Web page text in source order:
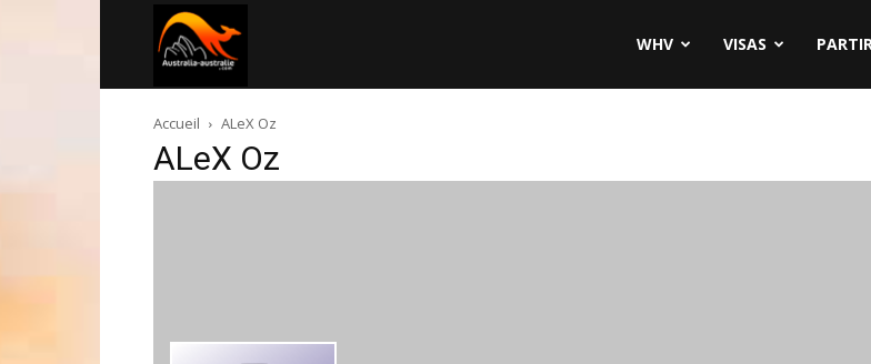
australie.com
WHV VISAS
Accueil ALeX Oz
ALeX Oz